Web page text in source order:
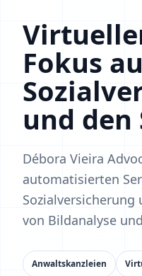
Fokus
und den
Débora Vieira
automatisierten
Sozialversicherung
von Bildanalyse
Anwaltskanzleien